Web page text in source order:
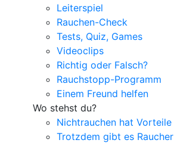
Leiterspiel
Rauchen-Check
Tests, Quiz, Games
Videoclips
Richtig oder Falsch?
Rauchstopp-Programm
Einem Freund helfen
Wo stehst du?
Nichtrauchen hat Vorteile
Trotzdem gibt es Raucher